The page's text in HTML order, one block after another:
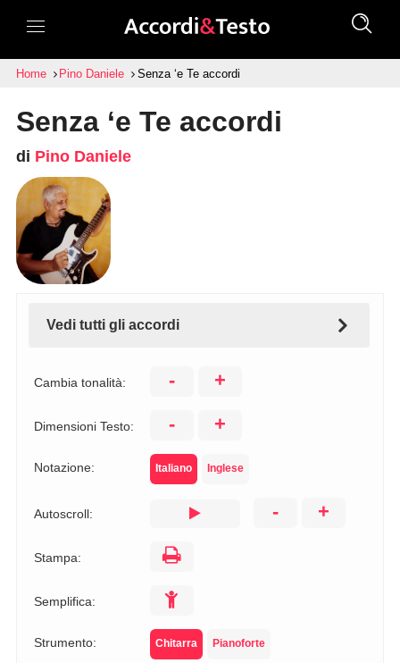
Home Pino Daniele Senza ‘e Te accordi
Senza ‘e Te accordi
di Pino Daniele
Vedi tutti gli accordi
Cambia tonalità: - +
Dimensioni Testo: - +
Notazione: Italiano Inglese
Autoscroll: - +
Stampa:
Semplifica:
Strumento: Chitarra Pianoforte